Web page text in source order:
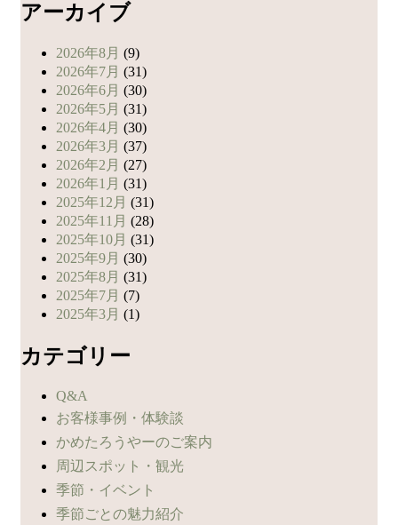
アーカイブ
2026年8月 (9)
2026年7月 (31)
2026年6月 (30)
2026年5月 (31)
2026年4月 (30)
2026年3月 (37)
2026年2月 (27)
2026年1月 (31)
2025年12月 (31)
2025年11月 (28)
2025年10月 (31)
2025年9月 (30)
2025年8月 (31)
2025年7月 (7)
2025年3月 (1)
カテゴリー
Q&A
お客様事例・体験談
かめたろうやーのご案内
周辺スポット・観光
季節・イベント
季節ごとの魅力紹介